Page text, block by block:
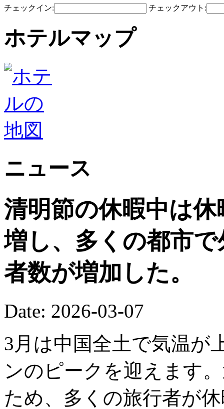
チェックイン: チェックアウト:
ホテルマップ
ニュース
清明節の休暇中は
増し、多くの都市
者数が増加した。
Date: 2026-03-07
3月は中国全土で気温が
ンのピークを迎えます
ため、多くの旅行者が